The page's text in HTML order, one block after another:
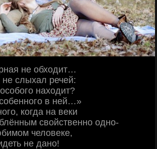
не обходит…
слыхал речей:
находит?
в ней…»
когда на веки
свойственно одно-
человеке,
не дано!